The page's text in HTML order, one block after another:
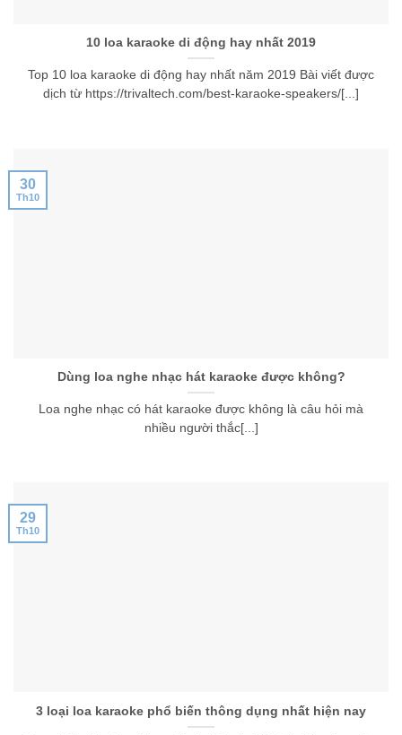
10 loa karaoke di động hay nhất 2019
Top 10 loa karaoke di động hay nhất năm 2019 Bài viết được
dịch từ https://trivaltech.com/best-karaoke-speakers/[...]
Dùng loa nghe nhạc hát karaoke được không?
Loa nghe nhạc có hát karaoke được không là câu hỏi mà
nhiều người thắc[...]
30
Th10
3 loại loa karaoke phổ biến thông dụng nhất hiện nay
29
Th10